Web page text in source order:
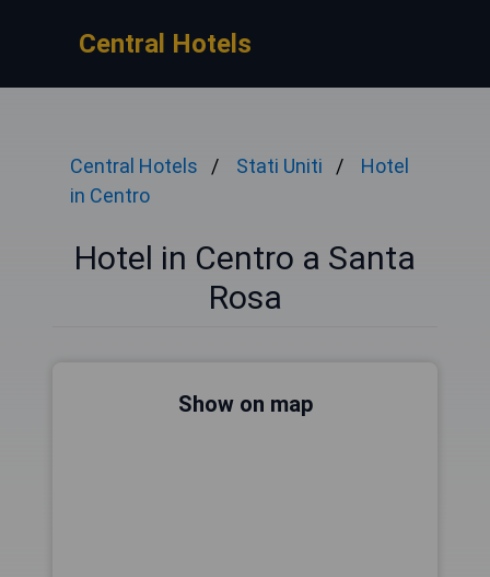
Central Hotels
Central Hotels Stati Uniti
Hotel
in Centro
Hotel in Centro a Santa
Rosa
Show on map